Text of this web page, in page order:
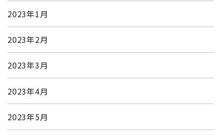
2023年1月
2023年2月
2023年3月
2023年4月
2023年5月